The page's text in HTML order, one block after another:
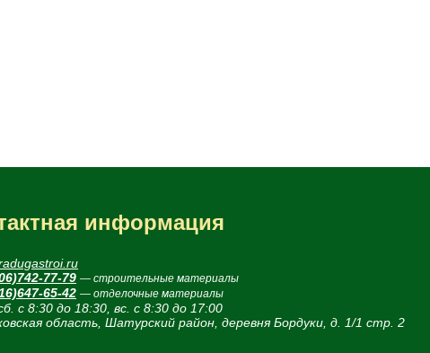
информация
77-79 — строительные материалы
65-42 — отделочные материалы
с 8:30 до 18:30, вс. с 8:30 до 17:00
область, Шатурский район, деревня Бордуки, д. 1/1 стр. 2